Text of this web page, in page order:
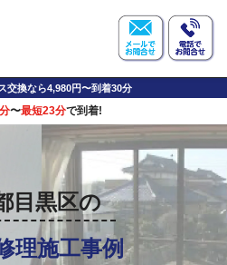
交換なら4,980円〜到着30分
〜最短23分で到着!
目黒区の
理施工事例